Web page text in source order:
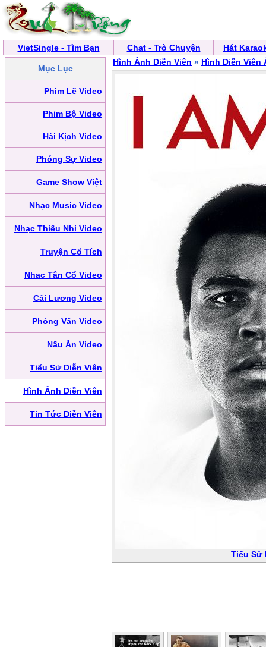
VietSingle - Tìm Bạn Chat - Trò Chuyện Hát
Mục Lục
Phim Lẽ Video
Phim Bộ Video
Hài Kịch Video
Phóng Sự Video
Game Show Việt
Nhạc Music Video
Nhạc Thiếu Nhi Video
Truyện Cổ Tích
Nhạc Tân Cổ Video
Cải Lương Video
Phỏng Vấn Video
Nấu Ăn Video
Tiểu Sử Diễn Viên
Hình Ảnh Diễn Viên
Tin Tức Diễn Viên
Hình Ảnh Diễn Viên » Hình Diễn Viên
Tiểu Sử